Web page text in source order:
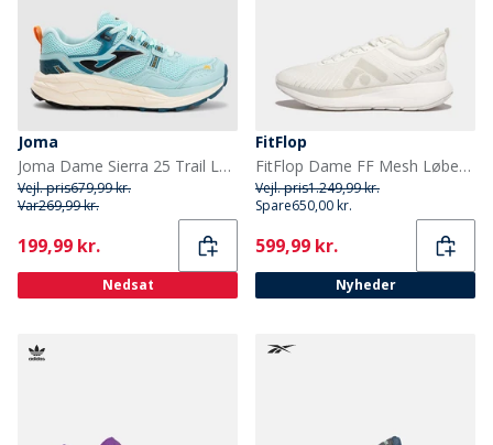
Joma
Joma Dame Sierra 25 Trail Løbesko Turquoise
Vejl. pris679,99 kr.
Var269,99 kr.
Current
199,99 kr.
Nedsat
FitFlop
FitFlop Dame FF Mesh Løbesko Urban White
Vejl. pris1.249,99 kr.
Spare650,00 kr.
Current
599,99 kr.
Nyheder